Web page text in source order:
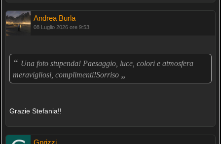
Andrea Burla
08 Luglio 2026 ore 9:53
“ Una foto stupenda! Paesaggio, luce, colori e atmosfera
meravigliosi, complimenti!Sorriso „
Grazie Stefania!!
Gprizzi